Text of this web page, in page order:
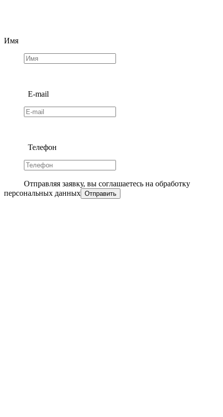
Имя
E-mail
Телефон
Отправляя заявку, вы соглашаетесь на обработку
персональных данных Отправить